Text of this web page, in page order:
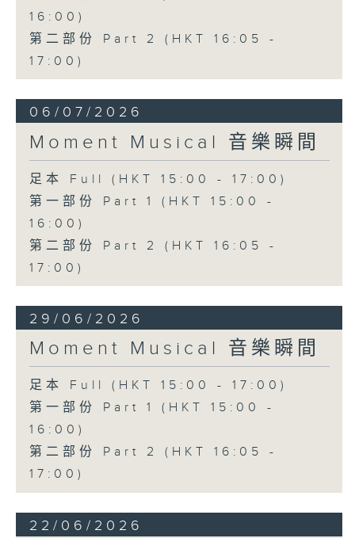
16:00)
第二部份 Part 2 (HKT 16:05 -
17:00)
06/07/2026
Moment Musical 音樂瞬間
足本 Full (HKT 15:00 - 17:00)
第一部份 Part 1 (HKT 15:00 -
16:00)
第二部份 Part 2 (HKT 16:05 -
17:00)
29/06/2026
Moment Musical 音樂瞬間
足本 Full (HKT 15:00 - 17:00)
第一部份 Part 1 (HKT 15:00 -
16:00)
第二部份 Part 2 (HKT 16:05 -
17:00)
22/06/2026